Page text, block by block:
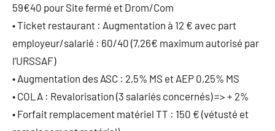
59€40 pour Site fermé et Drom/Com
• Ticket restaurant : Augmentation à 12 € avec part
employeur/salarié : 60/40 (7,26€ maximum autorisé par
l’URSSAF)
• Augmentation des ASC : 2,5% MS et AEP 0,25% MS
• COLA : Revalorisation (3 salariés concernés) => + 2%
• Forfait remplacement matériel TT : 150 € (vétusté et